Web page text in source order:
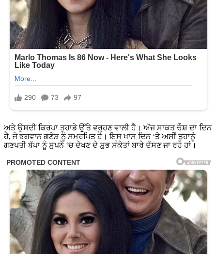
ਅਤੇ ਉਸਦੀ ਕਿਰਪਾ ਤੁਹਾਡੇ ਉੱਤੇ ਵਰ੍ਹਣ ਵਾਲੀ ਹੈ। ਅੱਜ ਸਾਕਤ ਚੌਸ਼ ਦਾ ਦਿਨ
ਹੈ, ਜੋ ਭਗਵਾਨ ਗਣੇਸ਼ ਨੂੰ ਸਮਰਪਿਤ ਹੈ। ਇਸ ਖਾਸ ਦਿਨ ‘ਤੇ ਅਸੀਂ ਤੁਹਾਨੂੰ
ਗਣਪਤੀ ਬੱਪਾ ਨੂੰ ਸੁਪਨੇ ‘ਚ ਦੇਖਣ ਦੇ ਸ਼ੁਭ ਸੰਕੇਤਾਂ ਬਾਰੇ ਦੱਸਣ ਜਾ ਰਹੇ ਹਾਂ।